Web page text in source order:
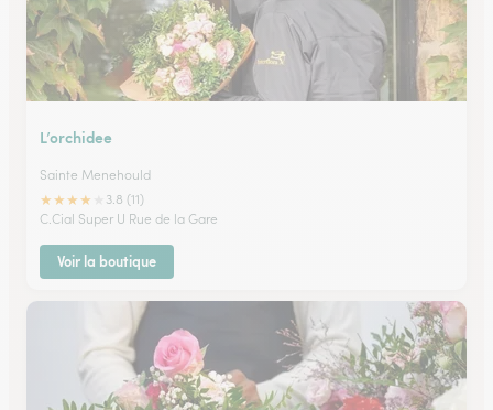
L’orchidee
Sainte Menehould
★★★★
3.8 (11)
C.Cial Super U Rue de la Gare
Voir la boutique